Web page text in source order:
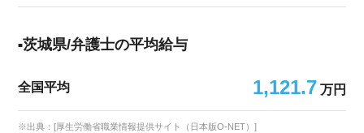
茨城県/弁護士の平均給与
全国平均 1,121.7 万円
※出典：[厚生労働省職業情報提供サイト（日本版O-NET）]